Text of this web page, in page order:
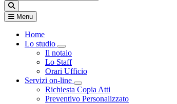
Menu
Home
Lo studio
Visualizza menù di secondo livello
Il notaio
Lo Staff
Orari Ufficio
Servizi on-line
Visualizza menù di secondo livello
Richiesta Copia Atti
Preventivo Personalizzato